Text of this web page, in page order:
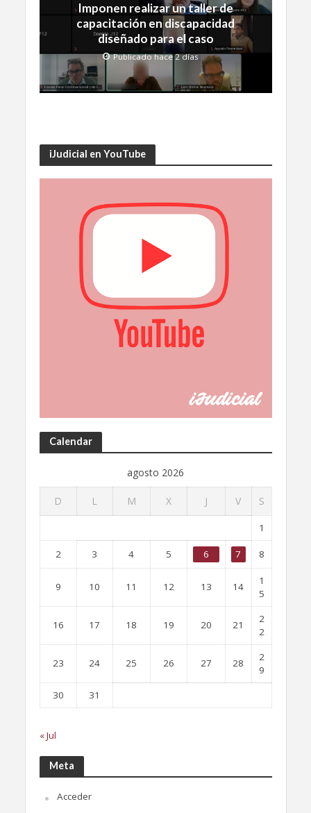
Imponen realizar un taller de
capacitación en discapacidad
diseñado para el caso
Publicado hace 2 días
iJudicial en YouTube
Calendar
agosto 2026
D L M X J V S
1
2 3 4 5 6 7 8
9 10 11 12 13 14
1
5
16 17 18 19 20 21
2
2
23 24 25 26 27 28
2
9
30
31
« Jul
Meta
Acceder